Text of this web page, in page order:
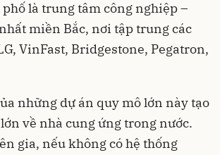
là trung tâm công nghiệp –
miền Bắc, nơi tập trung các
VinFast, Bridgestone, Pegatron,
những dự án quy mô lớn này tạo
về nhà cung ứng trong nước.
gia, nếu không có hệ thống